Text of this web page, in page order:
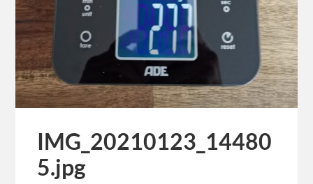
IMG_20210123_14480
5.jpg